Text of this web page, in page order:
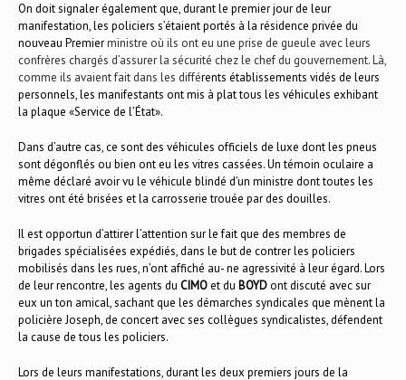
On doit signaler également que, durant le premier jour de leur
manifestation, les policiers s’étaient portés à la résidence privée du
nouveau Premierministre où ils ont eu une prise de gueule avec leurs
confrères chargés d’assurer la sécurité chez le chef du gouvernement. Là,
comme ils avaient fait dans les différents établissements vidés de leurs
personnels, les manifestants ont mis à plat tous les véhicules exhibant
la plaque «Service de l’État».
Dans d’autre cas, ce sont des véhicules officiels de luxe dont les pneus
sont dégonflés ou bien ont eu les vitres cassées. Un témoin oculaire a
même déclaré avoir vu le véhicule blindé d’un ministre dont toutes les
vitres ont été brisées et la carrosserie trouée par des douilles.
Il est opportun d’attirer l’attention sur le fait que des membres de
brigades spécialisées expédiés, dans le but de contrer les policiers
mobilisés dans les rues, n’ont affiché au- ne agressivité à leur égard. Lors
de leur rencontre, les agents du CIMOet du BOYDont discuté avec sur
eux un ton amical, sachant que les démarches syndicales que mènent la
policière Joseph, de concert avec ses collègues syndicalistes, défendent
la cause de tous les policiers.
Lors de leurs manifestations, durant les deux premiers jours de la